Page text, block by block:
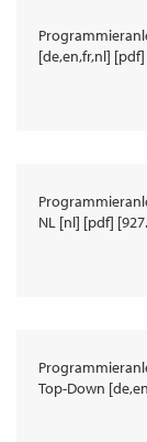
[de,en,fr,nl] [pdf]
NL [nl] [pdf]
Top-Down